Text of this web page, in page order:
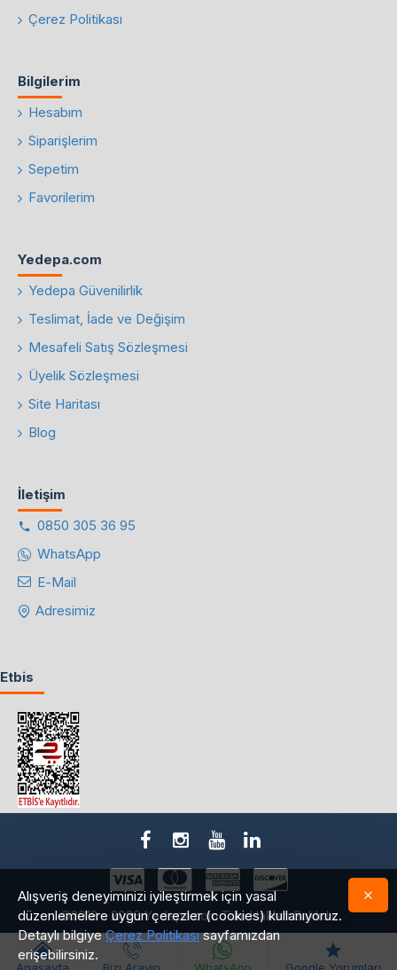
Alışveriş deneyiminizi iyileştirmek için yasal
düzenlemelere uygun çerezler (cookies) kullanıyoruz.
Detaylı bilgiyeÇerez Politikasısayfamızdan
erişebilirsiniz.
Çerez Politikası
Bilgilerim
Hesabım
Siparişlerim
Sepetim
Favorilerim
Yedepa.com
Yedepa Güvenilirlik
Teslimat, İade ve Değişim
Mesafeli Satış Sözleşmesi
Üyelik Sözleşmesi
Site Haritası
Blog
İletişim
0850 305 36 95
WhatsApp
E-Mail
Adresimiz
Etbis
©2018 - 2026 Yedepa.com Tüm Hakları Saklıdır.